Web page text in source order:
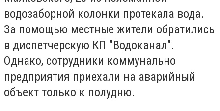
водозаборной колонки протекала вода.
За помощью местные жители обратились
в диспетчерскую КП "Водоканал".
Однако, сотрудники коммунально
предприятия приехали на аварийный
объект только к полудню.